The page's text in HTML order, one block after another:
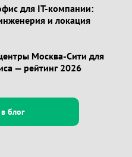
для IT-компании:
и локация
Москва-Сити для
— рейтинг 2026
блог